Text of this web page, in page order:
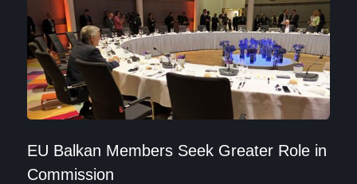
EU Balkan Members Seek Greater Role in
Commission